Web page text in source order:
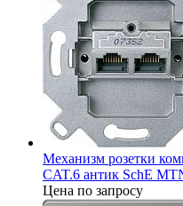
Механизм розетки
CAT.6 антик SchE
Цена по запросу